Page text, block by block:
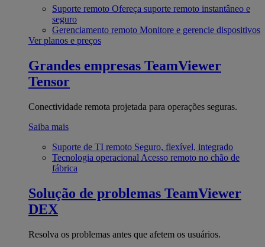
Suporte remoto Ofereça suporte remoto instantâneo e
seguro
Gerenciamento remoto Monitore e gerencie dispositivos
Ver planos e preços
Grandes empresas TeamViewer
Tensor
Conectividade remota projetada para operações seguras.
Saiba mais
Suporte de TI remoto Seguro, flexível, integrado
Tecnologia operacional Acesso remoto no chão de
fábrica
Solução de problemas TeamViewer
DEX
Resolva os problemas antes que afetem os usuários.